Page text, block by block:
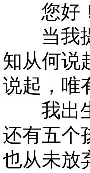
您好
当我提
知从何说
说起，唯
我出生
还有五个
也从未放